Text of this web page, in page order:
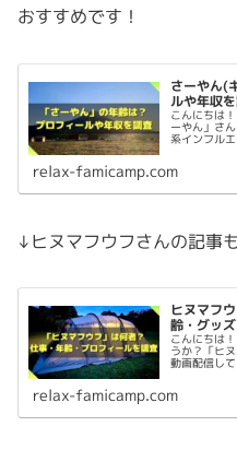
おすすめです！
さーやん(
ルや年収
こんにちは
ーやん」さ
系インフル
relax-famicamp.com
↓ヒヌマフウフさんの記事
ヒヌマフ
齢・グッ
こんにちは
うか？「ヒ
動画配信し
relax-famicamp.com